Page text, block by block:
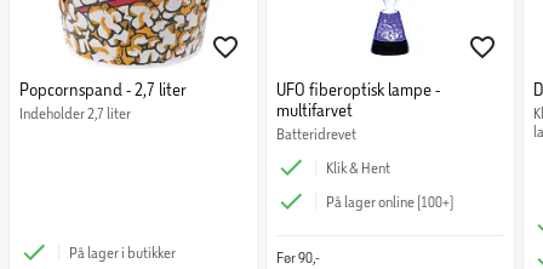
Popcornspand - 2,7 liter
Indeholder 2,7 liter
På lager i butikker
UFO fiberoptisk lampe -
multifarvet
Batteridrevet
Klik & Hent
På lager online (100+)
Før90,-